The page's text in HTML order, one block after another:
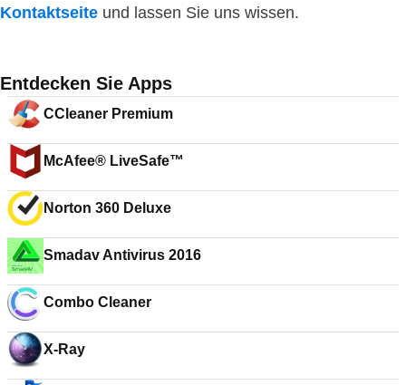
Kontaktseite und lassen Sie uns wissen.
Entdecken Sie Apps
CCleaner Premium
McAfee® LiveSafe™
Norton 360 Deluxe
Smadav Antivirus 2016
Combo Cleaner
X-Ray